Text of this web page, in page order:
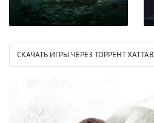
СКАЧАТЬ ИГРЫ ЧЕРЕЗ ТОРРЕНТ XATTAB